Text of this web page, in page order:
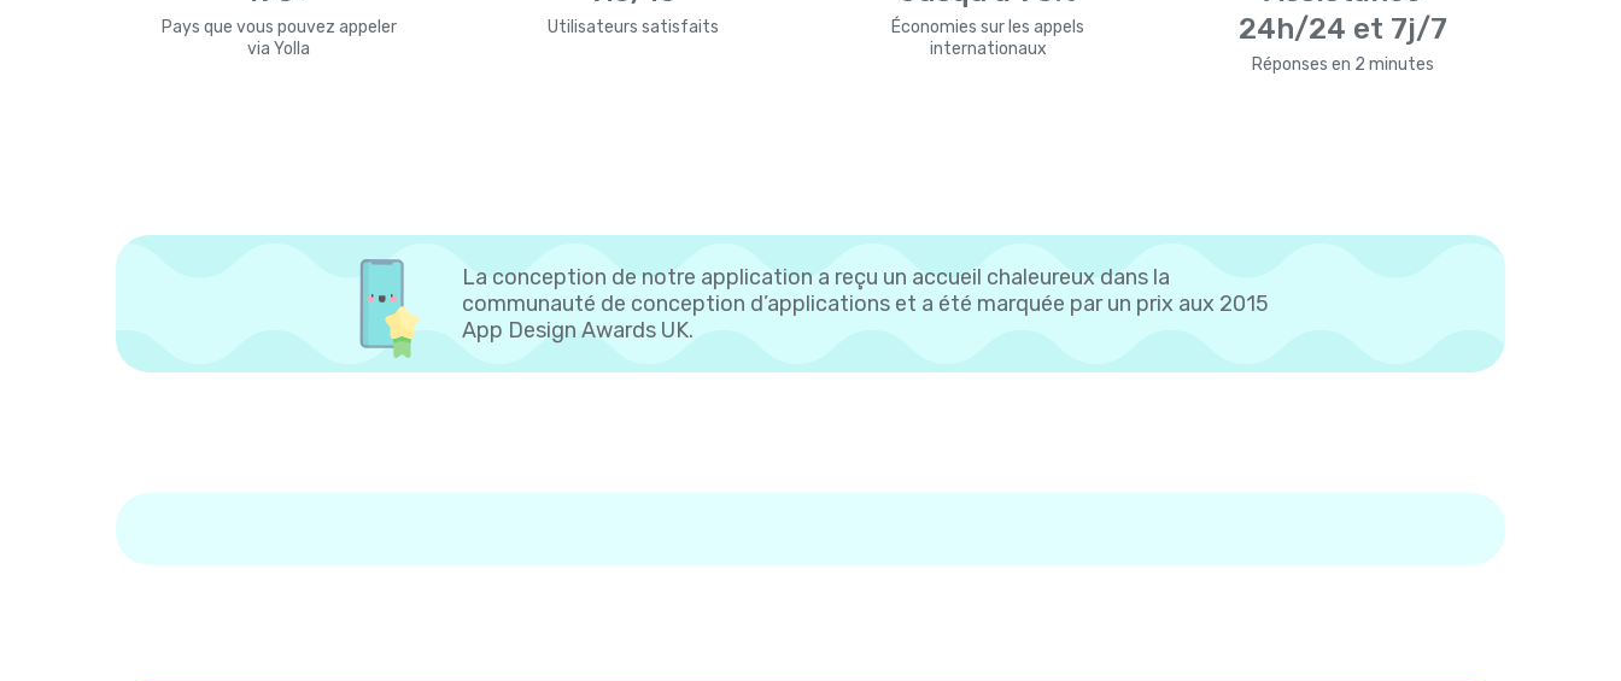
Pays que vous pouvez appeler
via Yolla
Utilisateurs satisfaits
Économies sur les appels
internationaux
24h/24 et 7j/7
Réponses en 2 minutes
La conception de notre application a reçu un accueil chaleureux dans la
communauté de conception d’applications et a été marquée par un prix aux 2015
App Design Awards UK.